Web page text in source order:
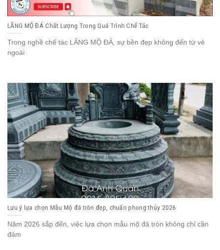
LĂNG MỘ ĐÁ Chất Lượng Trong Quá Trình Chế Tác
Trong nghề chế tác LĂNG MỘ ĐÁ, sự bền đẹp không đến từ vẻ
ngoài
Lưu ý lựa chọn Mẫu Mộ đá tròn đẹp, chuẩn phong thủy 2026
Năm 2026 sắp đến, việc lựa chọn mẫu mộ đá tròn không chỉ cần
đảm